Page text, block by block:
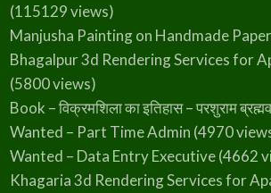
(115129 views)
Manjusha Painting on Handmade Paper
Bhagalpur 3d Rendering Services for
(5800 views)
Book – विक्रमशिला का इतिहास – परशुराम
Wanted – Part Time Admin (4970
Wanted – Data Entry Executive(4662
Khagaria 3d Rendering Services for